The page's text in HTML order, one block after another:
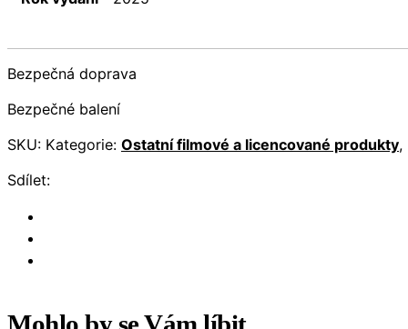
Bezpečná doprava
Bezpečné balení
SKU: Kategorie: Ostatní filmové a licencované produkty,
Sdílet:
Mohlo by se Vám líbit